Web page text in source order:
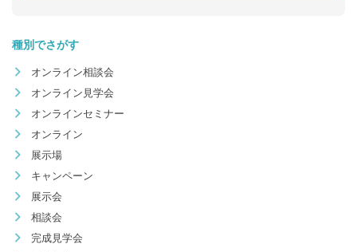
種別でさがす
オンライン相談会
オンライン見学会
オンラインセミナー
オンライン
展示場
キャンペーン
展示会
相談会
完成見学会